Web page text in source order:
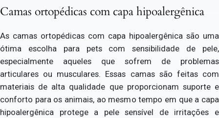
Camas ortopédicas com capa hipoalergênica
As camas ortopédicas com capa hipoalergênica são uma
ótima escolha para pets com sensibilidade de pele,
especialmente aqueles que sofrem de problemas
articulares ou musculares. Essas camas são feitas com
materiais de alta qualidade que proporcionam suporte e
conforto para os animais, ao mesmo tempo em que a capa
hipoalergênica protege a pele sensível de irritações e